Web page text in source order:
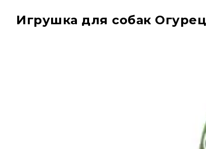
Игрушка для собак